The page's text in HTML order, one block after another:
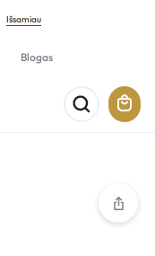
Išsamiau
Blogas